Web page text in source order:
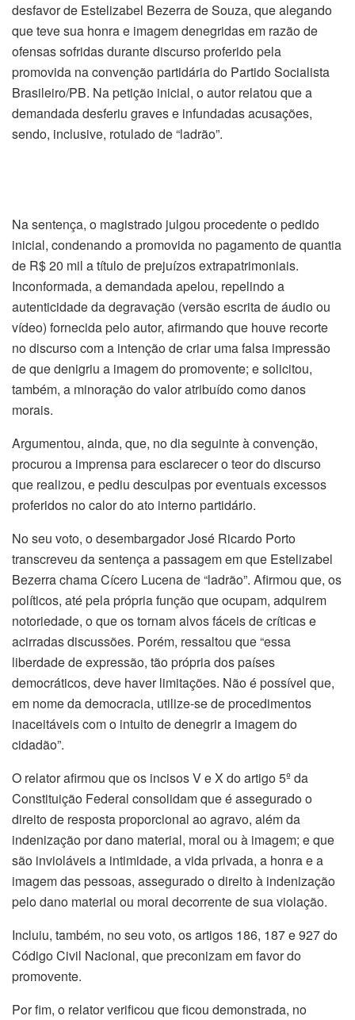
desfavor de Estelizabel Bezerra de Souza, que alegando
que teve sua honra e imagem denegridas em razão de
ofensas sofridas durante discurso proferido pela
promovida na convenção partidária do Partido Socialista
Brasileiro/PB. Na petição inicial, o autor relatou que a
demandada desferiu graves e infundadas acusações,
sendo, inclusive, rotulado de “ladrão”.
Na sentença, o magistrado julgou procedente o pedido
inicial, condenando a promovida no pagamento de quantia
de R$ 20 mil a título de prejuízos extrapatrimoniais.
Inconformada, a demandada apelou, repelindo a
autenticidade da degravação (versão escrita de áudio ou
vídeo) fornecida pelo autor, afirmando que houve recorte
no discurso com a intenção de criar uma falsa impressão
de que denigriu a imagem do promovente; e solicitou,
também, a minoração do valor atribuído como danos
morais.
Argumentou, ainda, que, no dia seguinte à convenção,
procurou a imprensa para esclarecer o teor do discurso
que realizou, e pediu desculpas por eventuais excessos
proferidos no calor do ato interno partidário.
No seu voto, o desembargador José Ricardo Porto
transcreveu da sentença a passagem em que Estelizabel
Bezerra chama Cícero Lucena de “ladrão”. Afirmou que, os
políticos, até pela própria função que ocupam, adquirem
notoriedade, o que os tornam alvos fáceis de críticas e
acirradas discussões. Porém, ressaltou que “essa
liberdade de expressão, tão própria dos países
democráticos, deve haver limitações. Não é possível que,
em nome da democracia, utilize-se de procedimentos
inaceitáveis com o intuito de denegrir a imagem do
cidadão”.
O relator afirmou que os incisos V e X do artigo 5º da
Constituição Federal consolidam que é assegurado o
direito de resposta proporcional ao agravo, além da
indenização por dano material, moral ou à imagem; e que
são invioláveis a intimidade, a vida privada, a honra e a
imagem das pessoas, assegurado o direito à indenização
pelo dano material ou moral decorrente de sua violação.
Incluiu, também, no seu voto, os artigos 186, 187 e 927 do
Código Civil Nacional, que preconizam em favor do
promovente.
Por fim, o relator verificou que ficou demonstrada, no